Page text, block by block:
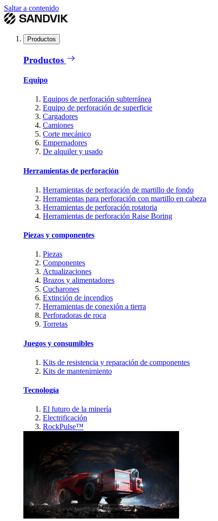
Saltar a contenido
Productos
Productos
Equipo
Equipos de perforación subterránea
Equipo de perforación de superficie
Cargadores
Camiones
Corte mecánico
Empernadores
De alquiler y usado
Herramientas de perforación
Herramientas de perforación de martillo de fondo
Herramientas para perforación con martillo en cabeza
Herramientas de perforación rotatoria
Herramientas de perforación Raise Boring
Piezas y componentes
Piezas
Componentes
Actualizaciones
Brazos y alimentadores
Cucharones
Extinción de incendios
Herramientas de conexión a tierra
Perforadoras de roca
Torretas
Juegos y consumibles
Kits de resistencia y reparación de componentes
Kits de mantenimiento
Tecnología
El futuro de la minería
Electrificación
RockPulse™